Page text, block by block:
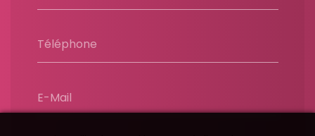
Téléphone
E-Mail